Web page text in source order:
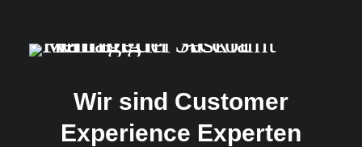
Wir sind Customer
Experience Experten